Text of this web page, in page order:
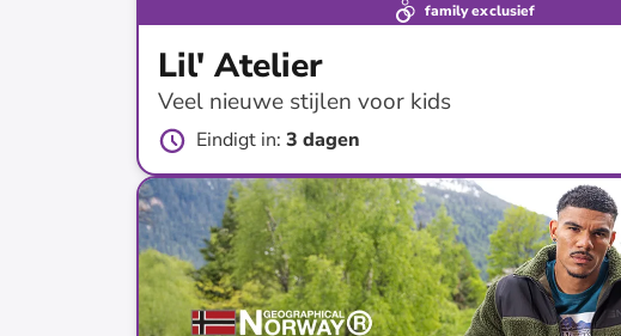
family exclusief
Lil' Atelier
Veel nieuwe stijlen voor kids
Eindigt in: 3 dagen
tot-42%* Nieuwe collectie